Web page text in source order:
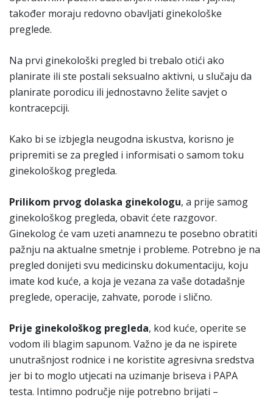
također moraju redovno obavljati ginekološke
preglede.
Na prvi ginekološki pregled bi trebalo otići ako
planirate ili ste postali seksualno aktivni, u slučaju da
planirate porodicu ili jednostavno želite savjet o
kontracepciji.
Kako bi se izbjegla neugodna iskustva, korisno je
pripremiti se za pregled i informisati o samom toku
ginekološkog pregleda.
Prilikom prvog dolaska ginekologu, a prije samog
ginekološkog pregleda, obavit ćete razgovor.
Ginekolog će vam uzeti anamnezu te posebno obratiti
pažnju na aktualne smetnje i probleme. Potrebno je na
pregled donijeti svu medicinsku dokumentaciju, koju
imate kod kuće, a koja je vezana za vaše dotadašnje
preglede, operacije, zahvate, porode i slično.
Prije ginekološkog pregleda, kod kuće, operite se
vodom ili blagim sapunom. Važno je da ne ispirete
unutrašnjost rodnice i ne koristite agresivna sredstva
jer bi to moglo utjecati na uzimanje briseva i PAPA
testa. Intimno područje nije potrebno brijati –